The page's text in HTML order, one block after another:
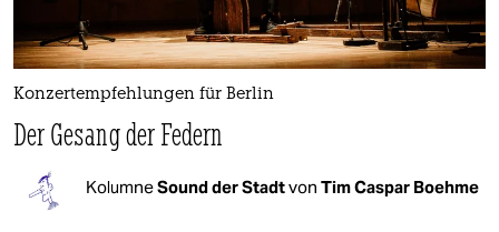
Konzertempfehlungen für Berlin
Der Gesang der Federn
KolumneSound der Stadtvon Tim Caspar Boehme